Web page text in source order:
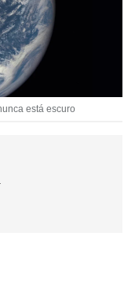
está escuro